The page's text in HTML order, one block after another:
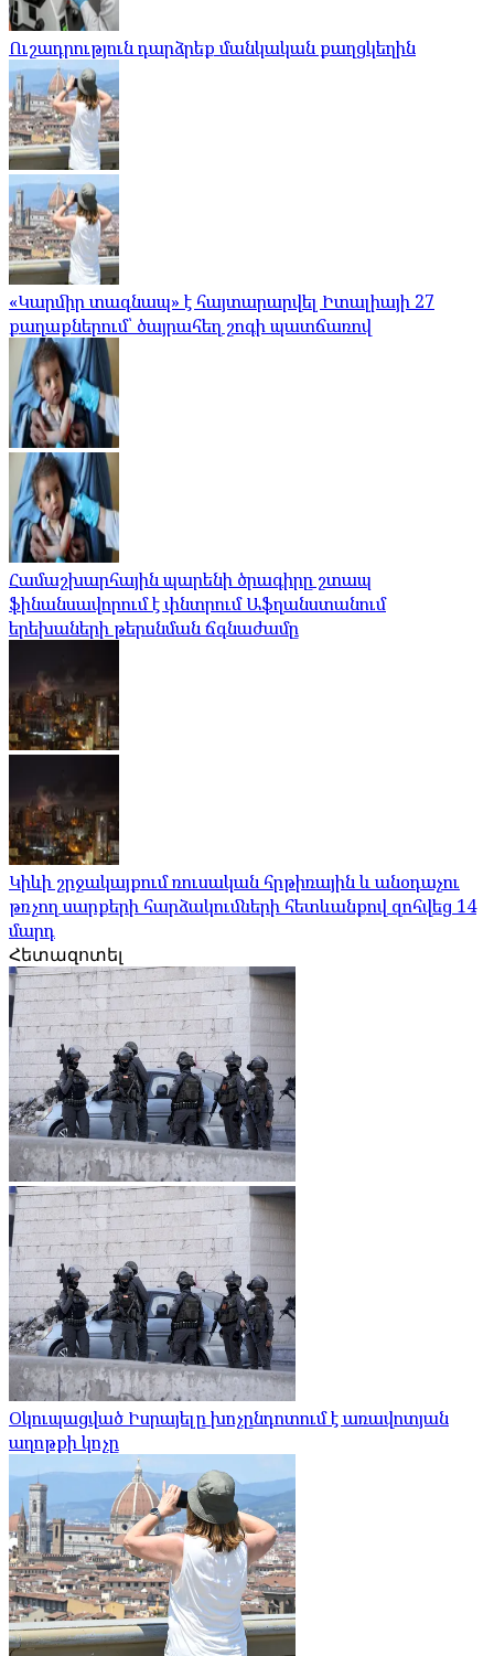
Ուշադրություն դարձրեք մանկական քաղցկեղին
«Կարմիր տագնապ» է հայտարարվել Իտալիայի 27
քաղաքներում՝ ծայրահեղ շոգի պատճառով
Համաշխարհային պարենի ծրագիրը շտապ
ֆինանսավորում է փնտրում Աֆղանստանում
երեխաների թերսնման ճգնաժամը
Կիևի շրջակայքում ռուսական հրթիռային և անօդաչու
թռչող սարքերի հարձակումների հետևանքով զոհվեց 14
մարդ
Հետազոտել
Օկուպացված Իսրայելը խոչընդոտում է առավոտյան
աղոթքի կոչը